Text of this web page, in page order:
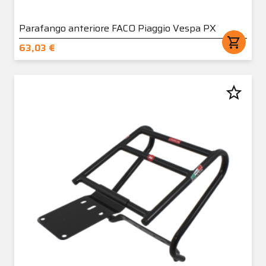
Parafango anteriore FACO Piaggio Vespa PX
63,03 €
shopping_cart
star_border